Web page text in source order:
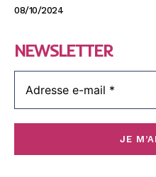
08/10/2024
NEWSLETTER